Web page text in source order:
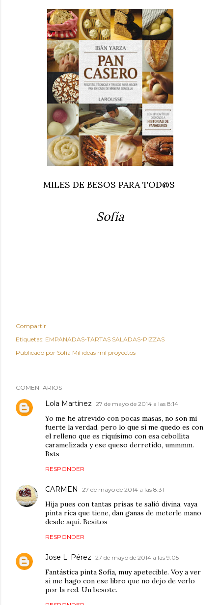
MILES DE BESOS PARA TOD@S
Sofía
Compartir
Etiquetas: EMPANADAS-TARTAS SALADAS-PIZZAS
Publicado por Sofía Mil ideas mil proyectos
COMENTARIOS
Lola Martínez 27 de mayo de 2014 a las 8:14
Yo me he atrevido con pocas masas, no son mi
fuerte la verdad, pero lo que sí me quedo es con
el relleno que es riquísimo con esa cebollita
caramelizada y ese queso derretido, ummmm.
Bsts
RESPONDER
CARMEN 27 de mayo de 2014 a las 8:31
Hija pues con tantas prisas te salió divina, vaya
pinta rica que tiene, dan ganas de meterle mano
desde aquí. Besitos
RESPONDER
Jose L. Pérez 27 de mayo de 2014 a las 9:05
Fantástica pinta Sofía, muy apetecible. Voy a ver
si me hago con ese libro que no dejo de verlo
por la red. Un besote.